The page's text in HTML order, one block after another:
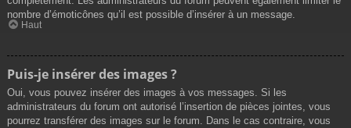
nombre d’émoticônes qu’il est possible d’insérer à un message.
Haut
Puis-je insérer des images ?
Oui, vous pouvez insérer des images à vos messages. Si les
administrateurs du forum ont autorisé l’insertion de pièces jointes, vous
pourrez transférer des images sur le forum. Dans le cas contraire, vous